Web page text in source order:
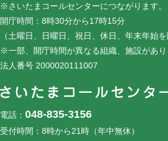
※さいたまコールセンターにつながります。
開庁時間：8時30分から17時15分
（土曜日、日曜日、祝日、休日、年末年始を
※一部、開庁時間が異なる組織、施設があり
法人番号 2000020111007
電話： 048-835-3156
受付時間：8時から21時（年中無休）